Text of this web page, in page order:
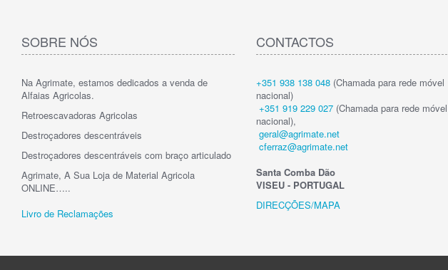
SOBRE NÓS
Na Agrimate, estamos dedicados a venda de
Alfaias Agricolas.
Retroescavadoras Agricolas
Destroçadores descentráveis
Destroçadores descentráveis com braço articulado
Agrimate, A Sua Loja de Material Agricola
ONLINE…..
Livro de Reclamações
CONTACTOS
+351 938 138 048(Chamada para rede móvel
nacional)
+351 919 229 027(Chamada para rede móvel
nacional),
geral@agrimate.net
cferraz@agrimate.net
Santa Comba Dão
VISEU - PORTUGAL
DIRECÇÕES/MAPA